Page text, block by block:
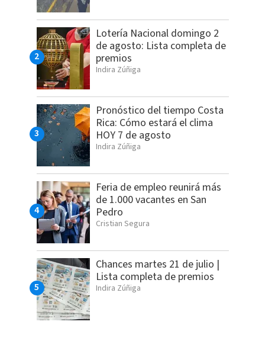
Lotería Nacional domingo 2
de agosto: Lista completa de
premios
Indira Zúñiga
Pronóstico del tiempo Costa
Rica: Cómo estará el clima
HOY 7 de agosto
Indira Zúñiga
Feria de empleo reunirá más
de 1.000 vacantes en San
Pedro
Cristian Segura
Chances martes 21 de julio |
Lista completa de premios
Indira Zúñiga